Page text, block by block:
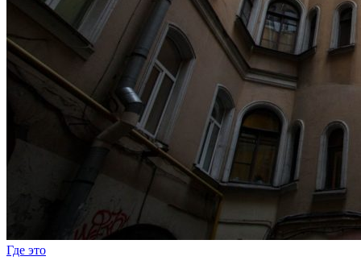
Где это